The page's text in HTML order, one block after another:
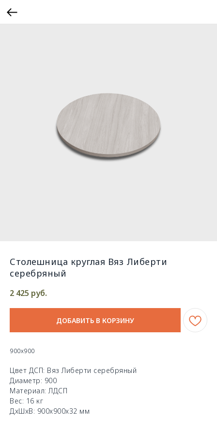
Столешница круглая Вяз Либерти
серебряный
2 425 руб.
ДОБАВИТЬ В КОРЗИНУ
900х900
Цвет ДСП: Вяз Либерти серебряный
Диаметр: 900
Материал: ЛДСП
Вес: 16 кг
ДxШxВ: 900x900x32 мм